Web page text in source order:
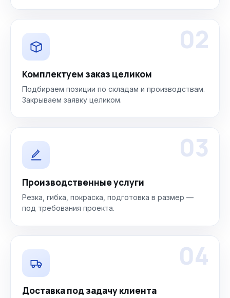
02
Комплектуем заказ целиком
Подбираем позиции по складам и производствам.
Закрываем заявку целиком.
03
Производственные услуги
Резка, гибка, покраска, подготовка в размер —
под требования проекта.
04
Доставка под задачу клиента